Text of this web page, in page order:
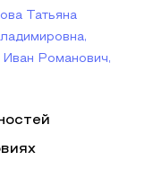
Татьяна
Романович,